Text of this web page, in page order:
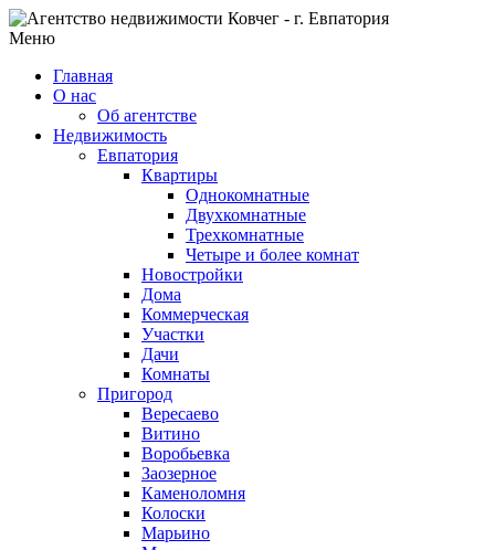
Меню
Главная
О нас
Об агентстве
Недвижимость
Евпатория
Квартиры
Однокомнатные
Двухкомнатные
Трехкомнатные
Четыре и более комнат
Новостройки
Дома
Коммерческая
Участки
Дачи
Комнаты
Пригород
Вересаево
Витино
Воробьевка
Заозерное
Каменоломня
Колоски
Марьино